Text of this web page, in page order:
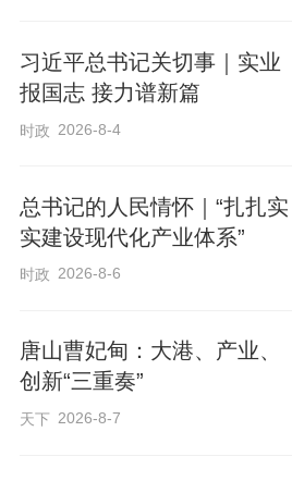
设序列。目前，我市已形
工一批、建设一批、并网
目梯次推进格局，绿色
习近平总书记关切事｜实业
报国志 接力谱新篇
时政 2026-8-4
总书记的人民情怀｜“扎扎实
实建设现代化产业体系”
时政 2026-8-6
唐山曹妃甸：大港、产业、
创新“三重奏”
天下 2026-8-7